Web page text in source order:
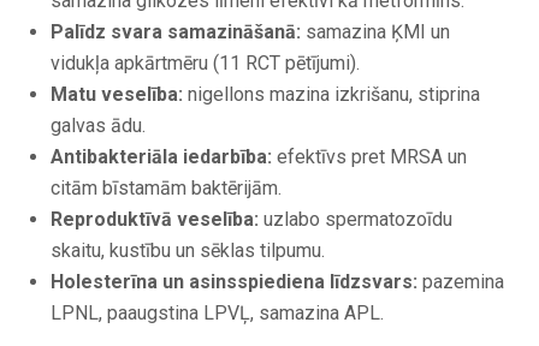
Palīdz svara samazināšanā: samazina ĶMI un
vidukļa apkārtmēru (11 RCT pētījumi).
Matu veselība: nigellons mazina izkrišanu, stiprina
galvas ādu.
Antibakteriāla iedarbība: efektīvs pret MRSA un
citām bīstamām baktērijām.
Reproduktīvā veselība: uzlabo spermatozoīdu
skaitu, kustību un sēklas tilpumu.
Holesterīna un asinsspiediena līdzsvars: pazemina
LPNL, paaugstina LPVĻ, samazina APL.